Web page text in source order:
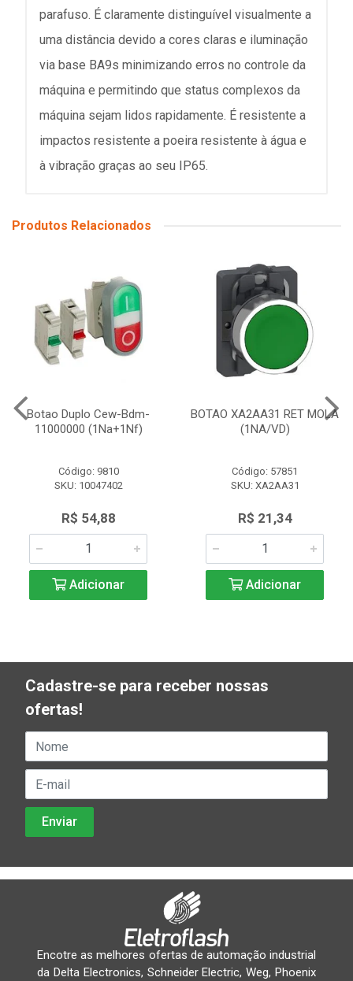
parafuso. É claramente distinguível visualmente a
uma distância devido a cores claras e iluminação
via base BA9s minimizando erros no controle da
máquina e permitindo que status complexos da
máquina sejam lidos rapidamente. É resistente a
impactos resistente a poeira resistente à água e
à vibração graças ao seu IP65.
Produtos Relacionados
Botao Duplo Cew-Bdm-
11000000 (1Na+1Nf)
Código: 9810
SKU: 10047402
R$ 54,88
Adicionar
BOTAO XA2AA31 RET MOLA
(1NA/VD)
Código: 57851
SKU: XA2AA31
R$ 21,34
Adicionar
Cadastre-se para receber nossas
ofertas!
Encotre as melhores ofertas de automação industrial
da Delta Electronics, Schneider Electric, Weg, Phoenix